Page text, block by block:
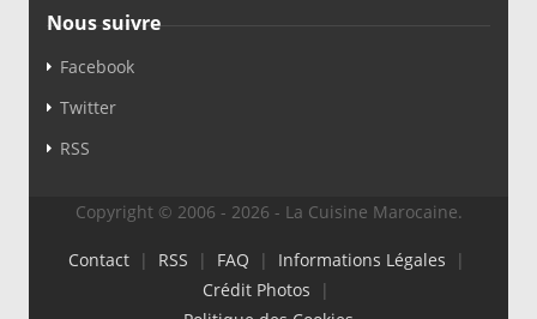
Nous suivre
Facebook
Twitter
RSS
Copyright © 2006 - 2026 - La Cuisine Marocaine.
Contact| RSS | FAQ | Informations Légales |
Crédit Photos |